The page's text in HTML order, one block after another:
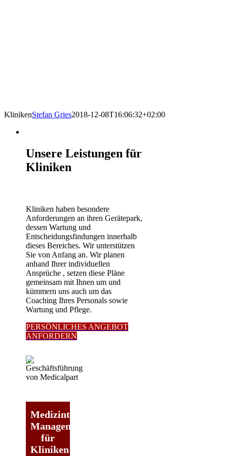
KlinikenStefan Gries2018-12-08T16:06:32+02:00
Unsere Leistungen für
Kliniken
Kliniken haben besondere
Anforderungen an ihren Gerätepark,
dessen Wartung und
Entscheidungsfindungen innerhalb
dieses Bereiches. Wir unterstützen
Sie von Anfang an. Wir planen
anhand Ihrer individuellen
Ansprüche , setzen diese Pläne
gemeinsam mit Ihnen um und
kümmern uns auch um das
Coaching Ihres Personals sowie
Wartung und Pflege.
PERSÖNLICHES ANGEBOT
ANFORDERN
Medizintechnik
Management
für
Kliniken